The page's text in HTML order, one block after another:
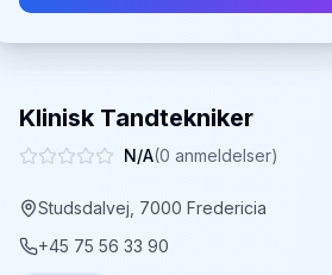
Klinisk Tandtekniker
N/A(0 anmeldelser)
Studsdalvej, 7000 Fredericia
+45 75 56 33 90